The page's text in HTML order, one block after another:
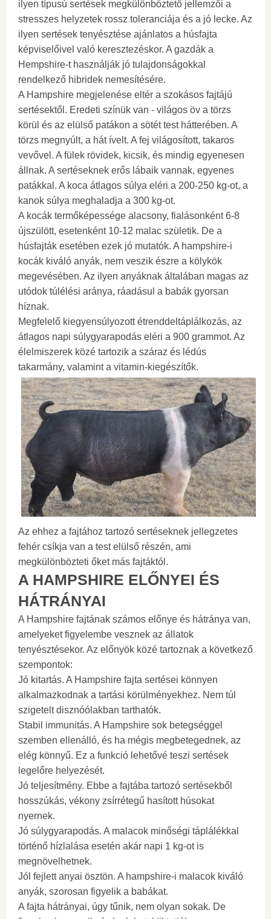
ilyen típusú sertések megkülönböztető jellemzői a
stresszes helyzetek rossz toleranciája és a jó lecke. Az
ilyen sertések tenyésztése ajánlatos a húsfajta
képviselőivel való keresztezéskor. A gazdák a
Hempshire-t használják jó tulajdonságokkal
rendelkező hibridek nemesítésére.
A Hampshire megjelenése eltér a szokásos fajtájú
sertésektől. Eredeti színük van - világos öv a törzs
körül és az elülső patákon a sötét test hátterében. A
törzs megnyúlt, a hát ívelt. A fej világosított, takaros
vevővel. A fülek rövidek, kicsik, és mindig egyenesen
állnak. A sertéseknek erős lábaik vannak, egyenes
patákkal. A koca átlagos súlya eléri a 200-250 kg-ot, a
kanok súlya meghaladja a 300 kg-ot.
A kocák termőképessége alacsony, fialásonként 6-8
újszülött, esetenként 10-12 malac születik. De a
húsfajták esetében ezek jó mutatók. A hampshire-i
kocák kiváló anyák, nem veszik észre a kölykök
megevésében. Az ilyen anyáknak általában magas az
utódok túlélési aránya, ráadásul a babák gyorsan
híznak.
Megfelelő kiegyensúlyozott étrenddeltáplálkozás, az
átlagos napi súlygyarapodás eléri a 900 grammot. Az
élelmiszerek közé tartozik a száraz és lédús
takarmány, valamint a vitamin-kiegészítők.
Az ehhez a fajtához tartozó sertéseknek jellegzetes
fehér csíkja van a test elülső részén, ami
megkülönbözteti őket más fajtáktól.
A HAMPSHIRE ELŐNYEI ÉS
HÁTRÁNYAI
A Hampshire fajtának számos előnye és hátránya van,
amelyeket figyelembe vesznek az állatok
tenyésztésekor. Az előnyök közé tartoznak a következő
szempontok:
Jó kitartás. A Hampshire fajta sertései könnyen
alkalmazkodnak a tartási körülményekhez. Nem túl
szigetelt disznóólakban tarthatók.
Stabil immunitás. A Hampshire sok betegséggel
szemben ellenálló, és ha mégis megbetegednek, az
elég könnyű. Ez a funkció lehetővé teszi sertések
legelőre helyezését.
Jó teljesítmény. Ebbe a fajtába tartozó sertésekből
hosszúkás, vékony zsírrétegű hasított húsokat
nyernek.
Jó súlygyarapodás. A malacok minőségi táplálékkal
történő hízlalása esetén akár napi 1 kg-ot is
megnövelhetnek.
Jól fejlett anyai ösztön. A hampshire-i malacok kiváló
anyák, szorosan figyelik a babákat.
A fajta hátrányai, úgy tűnik, nem olyan sokak. De